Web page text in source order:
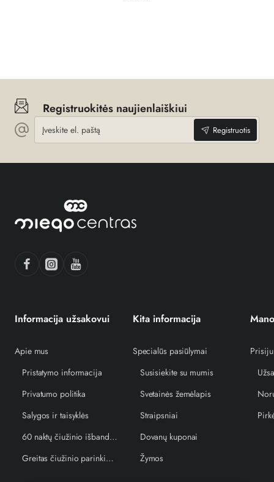
Registruokitės naujienlaiškiui
Įveskite
el.
paštą
Registruotis
Informacija užsakovui
Apie mus
Pristatymo informacija
Privatumo politika
Salygos ir taisyklės
60 naktų čiužinio išbandymo garantija
Greitas čiužinio parinkimo vedlys
Kita informacija
Specialūs pasiūlymai
Susisiekite su mumis
Svetainės žemėlapis
Straipsniai
Dovanų kuponai
Žymos